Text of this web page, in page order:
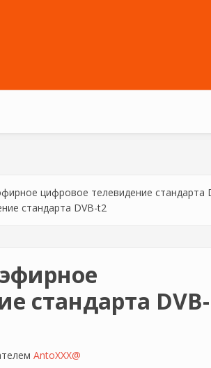
цифровое телевидение стандарта
стандарта DVB-t2
стандарта DVB-
AntoXXX@